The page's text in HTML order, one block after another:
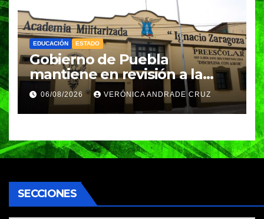
EDUCACIÓN ESTADO
Gobierno de Puebla
mantiene en revisión a la
Academia Militarizada para
seguir operando: Armenta
06/08/2026 VERÓNICA ANDRADE CRUZ
SECCIONES